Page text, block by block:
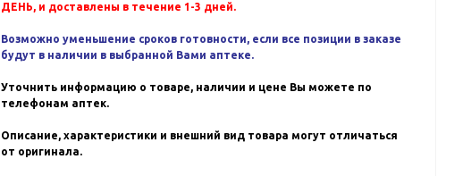
ДЕНЬ, и доставлены в течение 1-3 дней.
Возможно уменьшение сроков готовности, если все позиции в заказе
будут в наличии в выбранной Вами аптеке.
Уточнить информацию о товаре, наличии и цене Вы можете по
телефонам аптек.
Описание, характеристики и внешний вид товара могут отличаться
от оригинала.